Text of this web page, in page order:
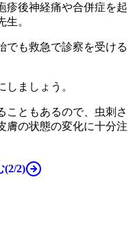
疹後神経痛や合併症を起
。
でも救急で診察を受ける
ましょう。
ともあるので、虫刺さ
膚の状態の変化に十分注
(2/2)